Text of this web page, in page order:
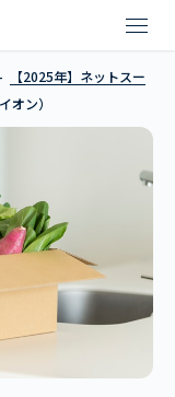
オンネットスーパー
【2025年】ネットスー
オン）